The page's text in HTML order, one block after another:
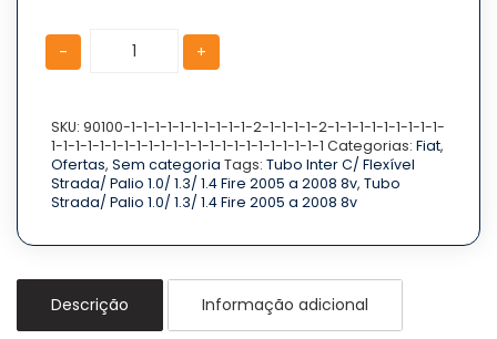
Tubo
Inter
Strada/
Palio
1.0/
1.3/
a
2008
8v
Tubo
Inter
Strada/
Palio
1.0/
1.3/
a
2008
8v
+
-
SKU: 90100-1-1-1-1-1-1-1-1-1-1-2-1-1-1-1-2-1-1-1-1-1-1-1-1-1-
1-1-1-1-1-1-1-1-1-1-1-1-1-1-1-1-1-1-1-1-1-1-1 Categorias: Fiat,
Ofertas, Sem categoria Tags: Tubo Inter C/ Flexível
Strada/ Palio 1.0/ 1.3/ 1.4 Fire 2005 a 2008 8v, Tubo
Strada/ Palio 1.0/ 1.3/ 1.4 Fire 2005 a 2008 8v
Descrição Informação adicional